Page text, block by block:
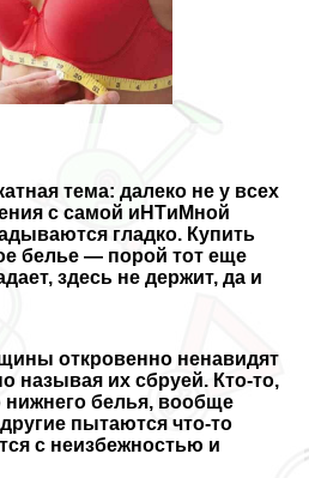
тема: далеко не у всех
с самой иHTиMной
гладко. Купить
белье — порой тот еще
здесь не держит, да и
откровенно ненавидят
называя их сбруей. Кто-то,
нижнего белья, вообще
пытаются что-то
с неизбежностью и